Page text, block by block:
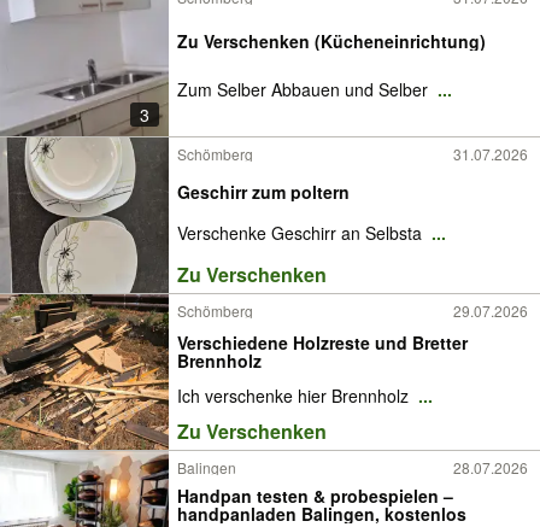
3
Zu Verschenken (Kücheneinrichtung)
Zum Selber Abbauen und Selber ...
Schömberg 31.07.2026
Geschirr zum poltern
Verschenke Geschirr an Selbsta ...
Zu Verschenken
Schömberg 29.07.2026
Verschiedene Holzreste und Bretter
Brennholz
Ich verschenke hier Brennholz ...
Zu Verschenken
Balingen 28.07.2026
Handpan testen & probespielen –
handpanladen Balingen, kostenlos